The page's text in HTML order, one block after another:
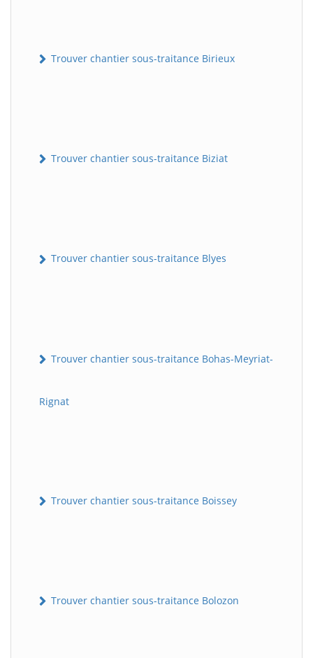
Trouver chantier sous-traitance Birieux
Trouver chantier sous-traitance Biziat
Trouver chantier sous-traitance Blyes
Trouver chantier sous-traitance Bohas-Meyriat-
Rignat
Trouver chantier sous-traitance Boissey
Trouver chantier sous-traitance Bolozon